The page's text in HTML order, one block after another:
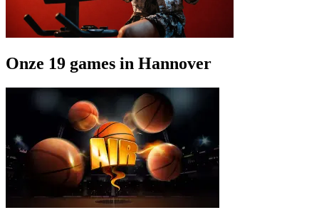
Onze 19 games in Hannover